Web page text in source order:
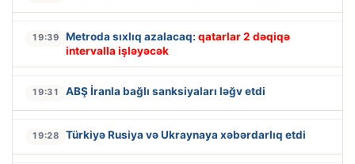
19:39 Metroda sıxlıq azalacaq: qatarlar 2 dəqiqə
intervalla işləyəcək
19:31 ABŞ İranla bağlı sanksiyaları ləğv etdi
19:28 Türkiyə Rusiya və Ukraynaya xəbərdarlıq etdi